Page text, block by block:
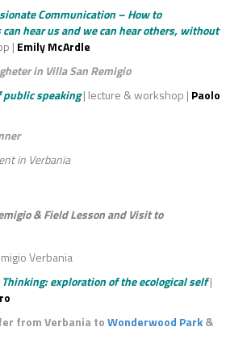
Communication – How to
hear us and we can hear others, without
| Emily McArdle
in Villa San Remigio
public speaking| lecture & workshop | Paolo
in Verbania
& Field Lesson and Visit to
Verbania
Thinking: exploration of the ecological self|
from Verbania toWonderwood Park&